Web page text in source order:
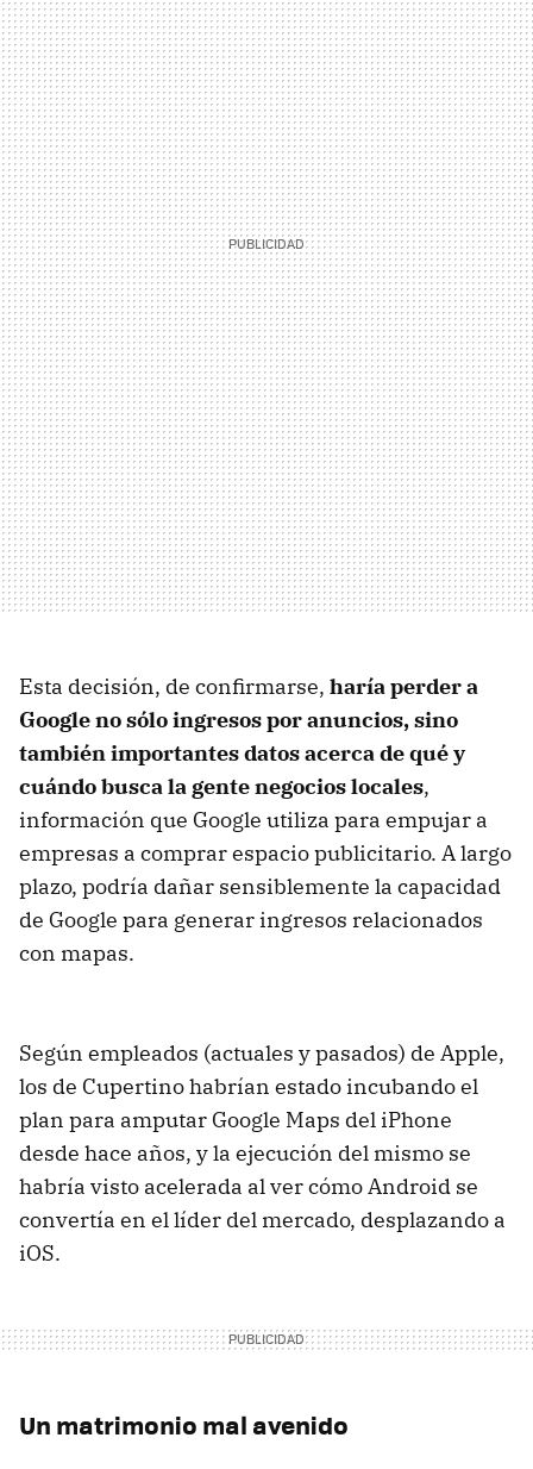
Esta decisión, de confirmarse, haría perder a
Google no sólo ingresos por anuncios, sino
también importantes datos acerca de qué y
cuándo busca la gente negocios locales,
información que Google utiliza para empujar a
empresas a comprar espacio publicitario. A largo
plazo, podría dañar sensiblemente la capacidad
de Google para generar ingresos relacionados
con mapas.
Según empleados (actuales y pasados) de Apple,
los de Cupertino habrían estado incubando el
plan para amputar Google Maps del iPhone
desde hace años, y la ejecución del mismo se
habría visto acelerada al ver cómo Android se
convertía en el líder del mercado, desplazando a
iOS.
Un matrimonio mal avenido